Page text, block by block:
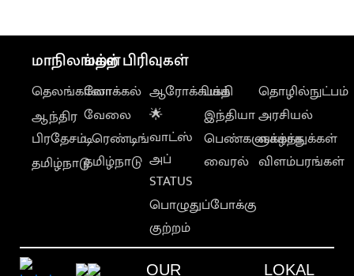
மாநிலங்கள்
தெலங்கானா
ஆந்திர
பிரதேசம்
தமிழ்நாடு
மற்ற பிரிவுகள்
லோக்கல்
வேலை
டிரெண்டிங்
தமிழ்நாடு
ஆரோக்கியம்
🌟
வாட்ஸ்
அப்
STATUS
பொழுதுப்போக்கு
குற்றம்
பக்தி
இந்தியா
பெண்களுக்காக
வைரல்
தொழில்நுட்பம்
அரசியல்
வாழ்த்துக்கள்
விளம்பரங்கள்
OUR LOKAL